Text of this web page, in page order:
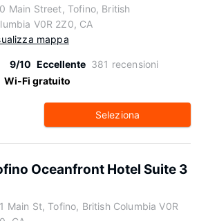
Main Street, Tofino, British
V0R 2Z0, CA
mappa
9/10 Eccellente 381 recensioni
Wi-Fi gratuito
Seleziona
Oceanfront Hotel Suite 3
Main St, Tofino, British Columbia V0R